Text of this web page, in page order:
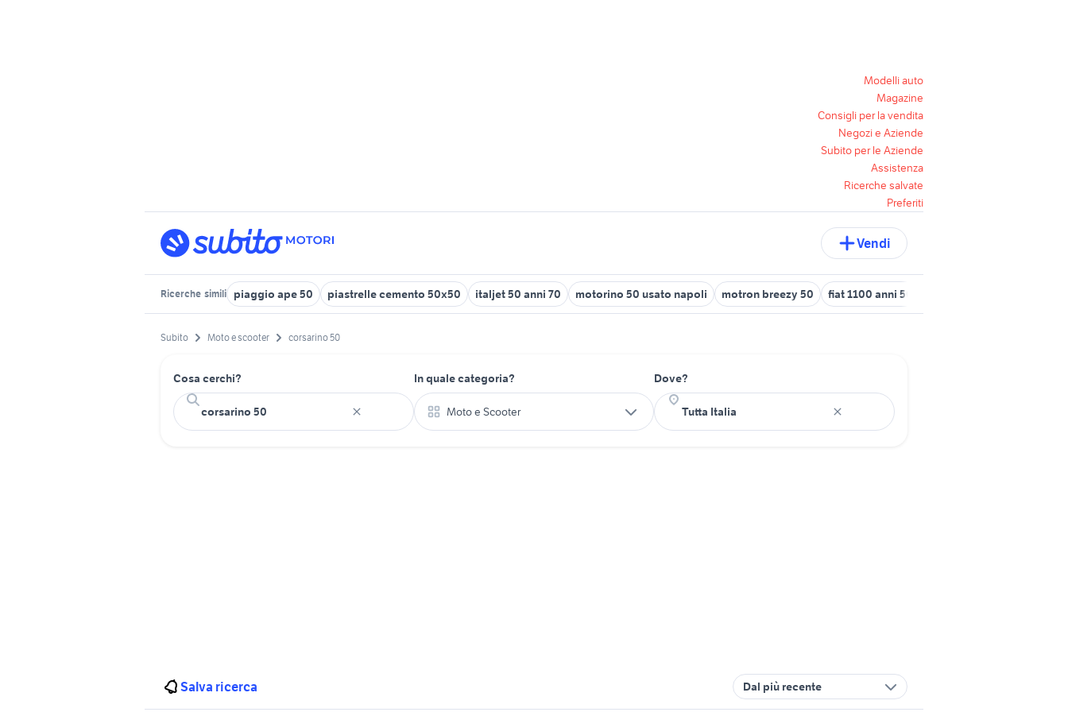
Modelli auto
Magazine
Consigli per la vendita
Negozi e Aziende
Subito per le Aziende
Assistenza
Ricerche salvate
Preferiti
Vendi
Ricerche simili piaggio ape 50 piastrelle cemento 50x50 italjet 50 anni 70 motorino 50 usato napoli motron breezy 50 fiat 1100 anni 50
Subito Moto e scooter corsarino 50
Cosa cerchi? In quale categoria?
Moto e Scooter
Dove?
Salva ricerca Dal più recente